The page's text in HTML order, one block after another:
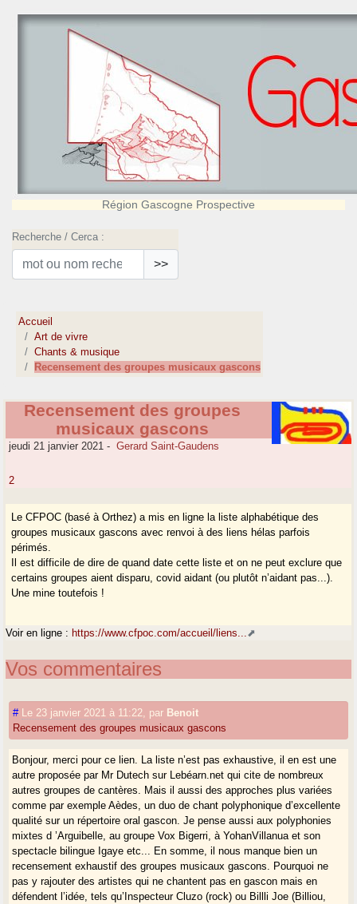
Région Gascogne Prospective
Recherche / Cerca :
>>
Accueil
Art de vivre
Chants & musique
Recensement des groupes musicaux gascons
Recensement des groupes
musicaux gascons
jeudi 21 janvier 2021 - Gerard Saint-Gaudens
2
Le CFPOC (basé à Orthez) a mis en ligne la liste alphabétique des
groupes musicaux gascons avec renvoi à des liens hélas parfois
périmés.
Il est difficile de dire de quand date cette liste et on ne peut exclure que
certains groupes aient disparu, covid aidant (ou plutôt n’aidant pas...).
Une mine toutefois !
Voir en ligne : https://www.cfpoc.com/accueil/liens...
Vos commentaires
# Le 23 janvier 2021 à 11:22 par Benoit
Recensement des groupes musicaux gascons
Bonjour, merci pour ce lien. La liste n’est pas exhaustive, il en est une
autre proposée par Mr Dutech sur Lebéarn.net qui cite de nombreux
autres groupes de cantères. Mais il aussi des approches plus variées
comme par exemple Aèdes, un duo de chant polyphonique d’excellente
qualité sur un répertoire oral gascon. Je pense aussi aux polyphonies
mixtes d ’Arguibelle, au groupe Vox Bigerri, à YohanVillanua et son
spectacle bilingue Igaye etc... En somme, il nous manque bien un
recensement exhaustif des groupes musicaux gascons. Pourquoi ne
pas y rajouter des artistes qui ne chantent pas en gascon mais en
défendent l’idée, tels qu’Inspecteur Cluzo (rock) ou Billli Joe (Billiou,